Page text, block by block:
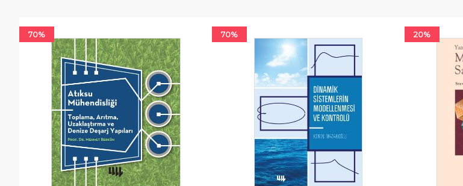
70% 70% 20%